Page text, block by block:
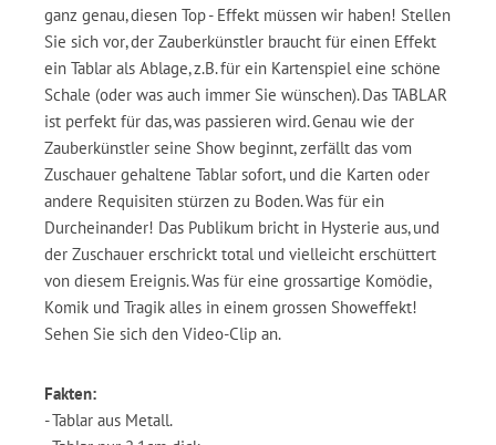
ganz genau, diesen Top - Effekt müssen wir haben! Stellen
Sie sich vor, der Zauberkünstler braucht für einen Effekt
ein Tablar als Ablage, z.B. für ein Kartenspiel eine schöne
Schale (oder was auch immer Sie wünschen). Das TABLAR
ist perfekt für das, was passieren wird. Genau wie der
Zauberkünstler seine Show beginnt, zerfällt das vom
Zuschauer gehaltene Tablar sofort, und die Karten oder
andere Requisiten stürzen zu Boden. Was für ein
Durcheinander! Das Publikum bricht in Hysterie aus, und
der Zuschauer erschrickt total und vielleicht erschüttert
von diesem Ereignis. Was für eine grossartige Komödie,
Komik und Tragik alles in einem grossen Showeffekt!
Sehen Sie sich den Video-Clip an.
Fakten:
- Tablar aus Metall.